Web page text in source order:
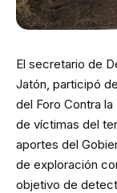
El secretario de
Jatón, participó
del Foro Contra
de víctimas del
aportes del
de exploración
objetivo de